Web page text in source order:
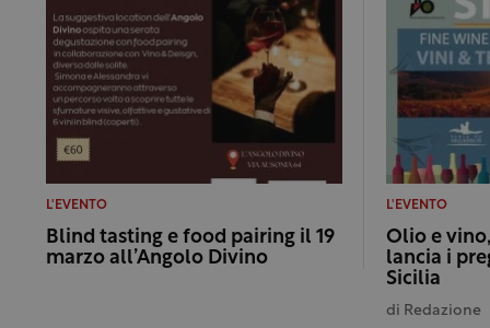
L'EVENTO
Blind tasting e food pairing il 19
marzo all’Angolo Divino
L'EVENTO
Olio e
lancia i
Sicilia
di Redazione